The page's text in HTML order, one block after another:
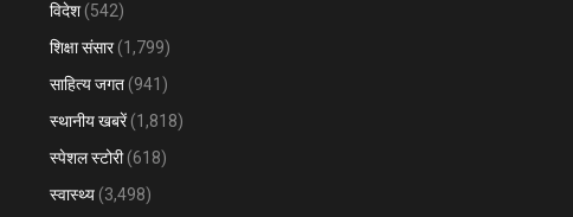
विदेश (542)
शिक्षा संसार(1,799)
साहित्य जगत (941)
स्थानीय खबरें(1,818)
स्पेशल स्टोरी(618)
स्वास्थ्य (3,498)